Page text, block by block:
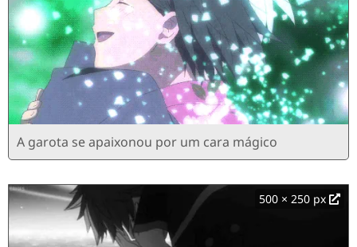
A garota se apaixonou por um cara mágico
500 × 250 px